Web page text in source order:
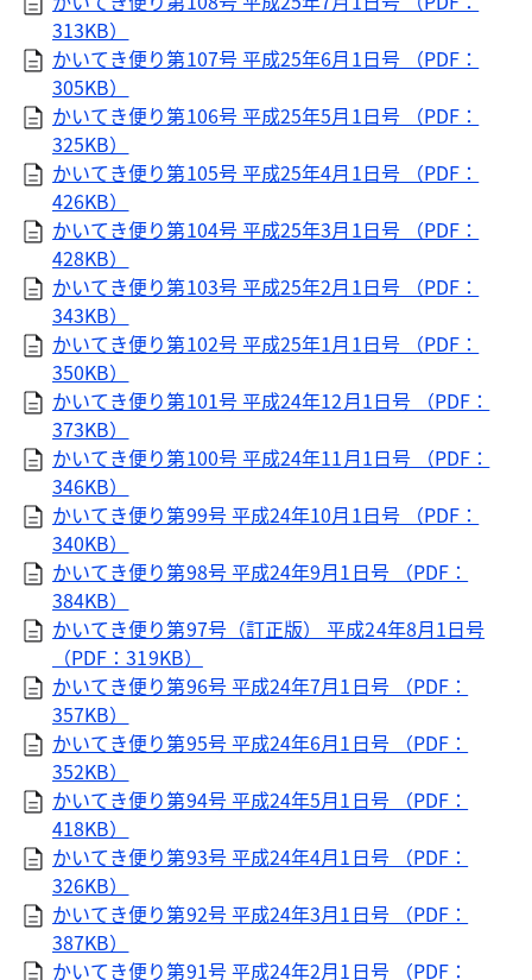
313KB）
かいてき便り第107号 平成25年6月1日号 （PDF：
305KB）
かいてき便り第106号 平成25年5月1日号 （PDF：
325KB）
かいてき便り第105号 平成25年4月1日号 （PDF：
426KB）
かいてき便り第104号 平成25年3月1日号 （PDF：
428KB）
かいてき便り第103号 平成25年2月1日号 （PDF：
343KB）
かいてき便り第102号 平成25年1月1日号 （PDF：
350KB）
かいてき便り第101号 平成24年12月1日号 （PDF：
373KB）
かいてき便り第100号 平成24年11月1日号 （PDF：
346KB）
かいてき便り第99号 平成24年10月1日号 （PDF：
340KB）
かいてき便り第98号 平成24年9月1日号 （PDF：
384KB）
かいてき便り第97号（訂正版） 平成24年8月1日号
（PDF：319KB）
かいてき便り第96号 平成24年7月1日号 （PDF：
357KB）
かいてき便り第95号 平成24年6月1日号 （PDF：
352KB）
かいてき便り第94号 平成24年5月1日号 （PDF：
418KB）
かいてき便り第93号 平成24年4月1日号 （PDF：
326KB）
かいてき便り第92号 平成24年3月1日号 （PDF：
387KB）
かいてき便り第91号 平成24年2月1日号 （PDF：